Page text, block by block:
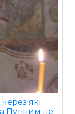
які
Путіним не